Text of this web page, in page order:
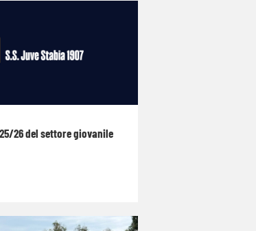
26 del settore giovanile